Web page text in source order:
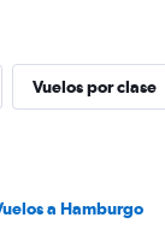
Vuelos por clase
a Hamburgo